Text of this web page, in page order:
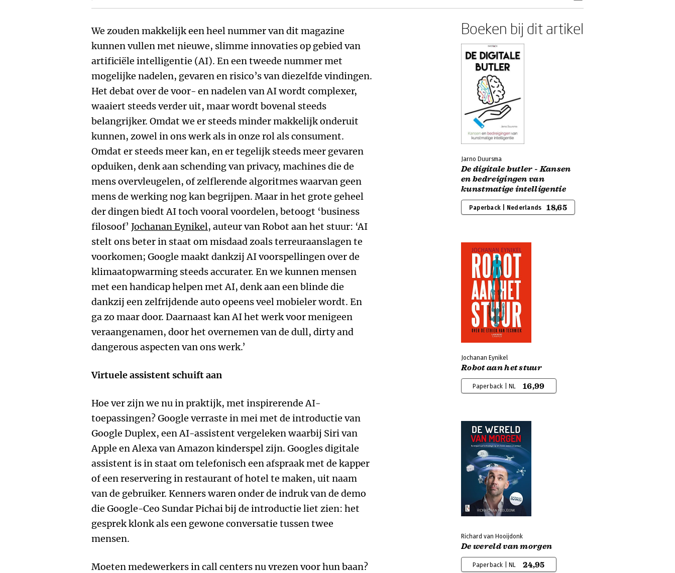
We zouden makkelijk een heel nummer van dit magazine
kunnen vullen met nieuwe, slimme innovaties op gebied van
artificiële intelligentie (AI). En een tweede nummer met
mogelijke nadelen, gevaren en risico’s van diezelfde vindingen.
Het debat over de voor- en nadelen van AI wordt complexer,
waaiert steeds verder uit, maar wordt bovenal steeds
belangrijker. Omdat we er steeds minder makkelijk onderuit
kunnen, zowel in ons werk als in onze rol als consument.
Omdat er steeds meer kan, en er tegelijk steeds meer gevaren
opduiken, denk aan schending van privacy, machines die de
mens overvleugelen, of zelflerende algoritmes waarvan geen
mens de werking nog kan begrijpen. Maar in het grote geheel
der dingen biedt AI toch vooral voordelen, betoogt ‘business
filosoof’ Jochanan Eynikel, auteur van Robot aan het stuur: ‘AI
stelt ons beter in staat om misdaad zoals terreuraanslagen te
voorkomen; Google maakt dankzij AI voorspellingen over de
klimaatopwarming steeds accurater. En we kunnen mensen
met een handicap helpen met AI, denk aan een blinde die
dankzij een zelfrijdende auto opeens veel mobieler wordt. En
ga zo maar door. Daarnaast kan AI het werk voor menigeen
veraangenamen, door het overnemen van de dull, dirty and
dangerous aspecten van ons werk.’
Virtuele assistent schuift aan
Hoe ver zijn we nu in praktijk, met inspirerende AI-
toepassingen? Google verraste in mei met de introductie van
Google Duplex, een AI-assistent vergeleken waarbij Siri van
Apple en Alexa van Amazon kinderspel zijn. Googles digitale
assistent is in staat om telefonisch een afspraak met de kapper
of een reservering in restaurant of hotel te maken, uit naam
van de gebruiker. Kenners waren onder de indruk van de demo
die Google-Ceo Sundar Pichai bij de introductie liet zien: het
gesprek klonk als een gewone conversatie tussen twee
mensen.
Moeten medewerkers in call centers nu vrezen voor hun baan?
Boeken bij dit artikel
Jarno Duursma
De digitale butler - Kansen
en bedreigingen van
kunstmatige intelligentie
Paperback | Nederlands 18,65
Jochanan Eynikel
Robot aan het stuur
Paperback | NL 16,99
Richard van Hooijdonk
De wereld van morgen
Paperback | NL 24,95